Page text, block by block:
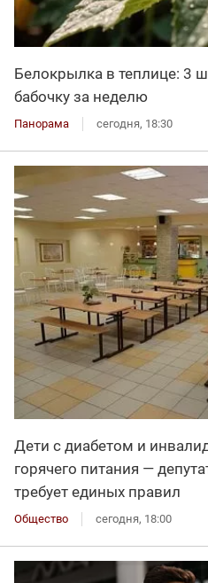
Белокрылка в теплице: 3
бабочку за неделю
Панорама сегодня, 18:30
Дети с диабетом и
горячего питания —
требует единых правил
Общество сегодня, 18:00